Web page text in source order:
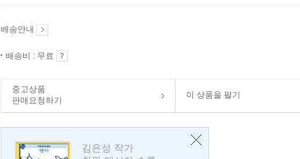
배송안내
배송비 : 무료
중고상품
판매요청하기
이 상품을 팔기
김은성 작가